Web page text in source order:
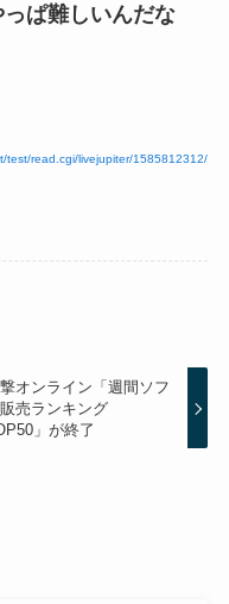
ぱ難しいんだな
test/read.cgi/livejupiter/1585812312/
オンライン「週間ソフ
販売ランキング
」が終了